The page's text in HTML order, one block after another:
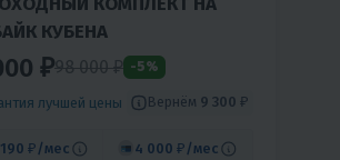
КУБЕНА
₽98 000 ₽ -5%
лучшей цены Вернём 9 300 ₽
₽ /мес 4 000 ₽ /мес